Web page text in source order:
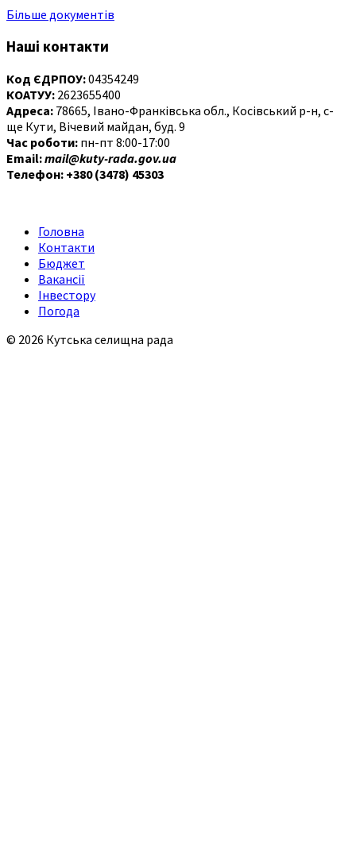
Більше документів
Наші контакти
Код ЄДРПОУ:04354249
КОАТУУ: 2623655400
Адреса: 78665, Івано-Франківська обл., Косівський р-н, с-
ще Кути, Вічевий майдан, буд. 9
Час роботи: пн-пт 8:00-17:00
Email:mail@kuty-rada.gov.ua
Телефон: +380 (3478) 45303
Головна
Контакти
Бюджет
Вакансії
Інвестору
Погода
© 2026 Кутська селищна рада